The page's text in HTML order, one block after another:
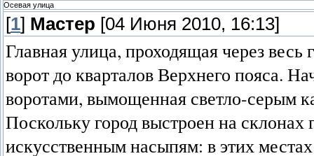
Осевая улица
[1] Мастер [04 Июня 2010, 16:13]
Главная улица, проходящая через
ворот до кварталов Верхнего пояса.
воротами, вымощенная светло-серым
Поскольку город выстроен на склонах
искусственным насыпям: в этих